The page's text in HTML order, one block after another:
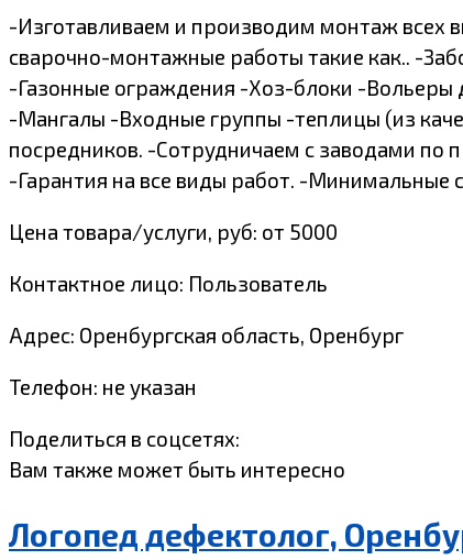
-Изготавливаем и производим монтаж всех
сварочно-монтажные работы такие как.. -
-Газонные ограждения -Хоз-блоки -
-Мангалы -Входные группы -теплицы (из
посредников. -Сотрудничаем с заводами по
-Гарантия на все виды работ. -Минимальные
Цена товара/услуги, руб: от 5000
Контактное лицо: Пользователь
Адрес: Оренбургская область, Оренбург
Телефон: не указан
Поделиться в соцсетях:
Вам также может быть интересно
Логопед дефектолог,